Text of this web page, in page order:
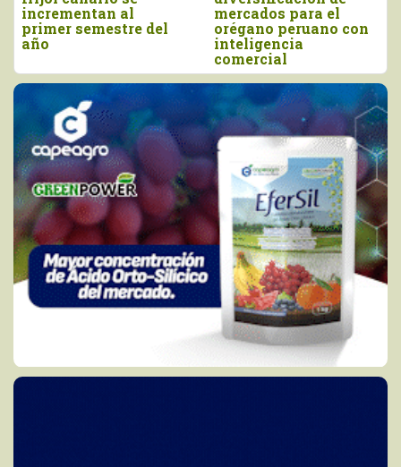
millones, entre enero
y junio
competitividad del
agro peruano